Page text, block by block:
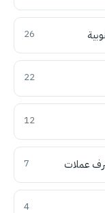
26
22
12
عملات 7
4